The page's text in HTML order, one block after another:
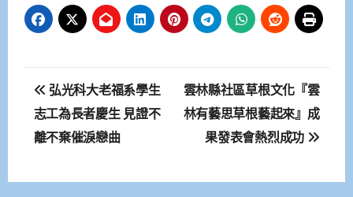
文
章
導
覽
弘光科大老福系學生
志工為長者慶生 見證不
離不棄催淚戀曲
雲林縣社區草根文化『雲
林有藝思草根藝起來』成
果發表會熱烈成功